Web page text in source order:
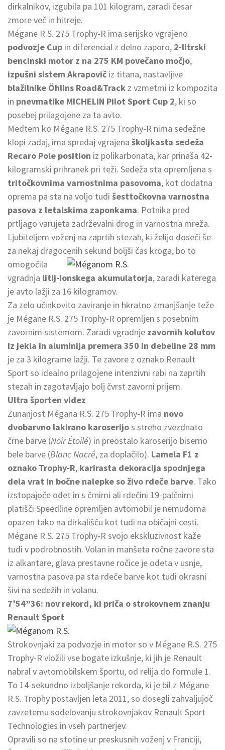
dirkalnikov, izgubila pa 101 kilogram, zaradi česar
zmore več in hitreje.
Mégane R.S. 275 Trophy-R ima serijsko vgrajeno
podvozje Cup in diferencial z delno zaporo, 2-litrski
bencinski motor z na 275 KM povečano močjo,
izpušni sistem Akrapovič iz titana, nastavljive
blažilnike Öhlins Road&Track z vzmetmi iz kompozita
in pnevmatike MICHELIN Pilot Sport Cup 2, ki so
posebej prilagojene za ta avto.
Medtem ko Mégane R.S. 275 Trophy-R nima sedežne
klopi zadaj, ima spredaj vgrajena školjkasta sedeža
Recaro Pole position iz polikarbonata, kar prinaša 42-
kilogramski prihranek pri teži. Sedeža sta opremljena s
tritočkovnima varnostnima pasovoma, kot dodatna
oprema pa sta na voljo tudi šesttočkovna varnostna
pasova z letalskima zaponkama. Potnika pred
prtljago varujeta zadrževalni drog in varnostna mreža.
Ljubiteljem voženj na zaprtih stezah, ki želijo doseči še
za nekaj dragocenih sekund boljši čas kroga, bo to
omogočila
vgradnja litij-ionskega akumulatorja, zaradi katerega
je avto lažji za 16 kilogramov.
Za zelo učinkovito zaviranje in hkratno zmanjšanje teže
je Mégane R.S. 275 Trophy-R opremljen s posebnim
zavornim sistemom. Zaradi vgradnje zavornih kolutov
iz jekla in aluminija premera 350 in debeline 28 mm
je za 3 kilograme lažji. Te zavore z oznako Renault
Sport so idealno prilagojene intenzivni rabi na zaprtih
stezah in zagotavljajo bolj čvrst zavorni prijem.
Ultra športen videz
Zunanjost Mégana R.S. 275 Trophy-R ima novo
dvobarvno lakirano karoserijos streho zvezdnato
črne barve (Noir Étoilé) in preostalo karoserijo biserno
bele barve (Blanc Nacré, za doplačilo). Lamela F1 z
oznako Trophy-R, karirasta dekoracija spodnjega
dela vrat in bočne nalepke so živo rdeče barve. Tako
izstopajoče odet in s črnimi ali rdečini 19-palčnimi
platišči Speedline opremljen avtomobil je nemudoma
opazen tako na dirkališču kot tudi na običajni cesti.
Mégane R.S. 275 Trophy-R svojo ekskluzivnost kaže
tudi v podrobnostih. Volan in manšeta ročne zavore sta
iz alkantare, glava prestavne ročice je odeta v usnje,
varnostna pasova pa sta rdeče barve kot tudi okrasni
šivi na sedežih in volanu.
7’54”36: nov rekord, ki priča o strokovnem znanju
Renault Sport
Strokovnjaki za podvozje in motor so v Mégane R.S. 275
Trophy-R vložili vse bogate izkušnje, ki jih je Renault
nabral v avtomobilskem športu, od relija do formule 1.
To 14-sekundno izboljšanje rekorda, ki je bil z Mégane
R.S. Trophy postavljen leta 2011, so dosegli zahvaljujoč
zavzetemu sodelovanju strokovnjakov Renault Sport
Technologies in vseh partnerjev.
Opravili so na stotine ur preskusnih voženj v Franciji,